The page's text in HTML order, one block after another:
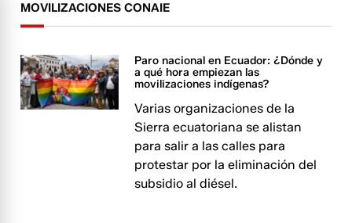
MOVILIZACIONES CONAIE
Paro nacional en Ecuador: ¿Dónde y
a qué hora empiezan las
movilizaciones indígenas?
Varias organizaciones de la
Sierra ecuatoriana se alistan
para salir a las calles para
protestar por la eliminación del
subsidio al diésel.